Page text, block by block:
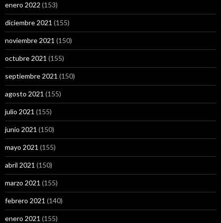
enero 2022 (153)
diciembre 2021 (155)
noviembre 2021 (150)
octubre 2021 (155)
septiembre 2021 (150)
agosto 2021 (155)
julio 2021 (155)
junio 2021 (150)
mayo 2021 (155)
abril 2021 (150)
marzo 2021 (155)
febrero 2021 (140)
enero 2021 (155)